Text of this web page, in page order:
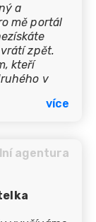
a
mě portál
zpět.
kteří
v
hroutí (byť
více
agentura